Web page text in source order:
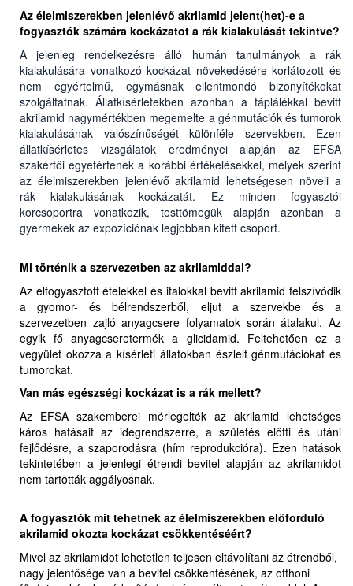
Az élelmiszerekben jelenlévő akrilamid jelent(het)-e a
fogyasztók számára kockázatot a rák kialakulását tekintve?
A jelenleg rendelkezésre álló humán tanulmányok a rák
kialakulására vonatkozó kockázat növekedésére korlátozott és
nem egyértelmű, egymásnak ellentmondó bizonyítékokat
szolgáltatnak. Állatkísérletekben azonban a táplálékkal bevitt
akrilamid nagymértékben megemelte a génmutációk és tumorok
kialakulásának valószínűségét különféle szervekben. Ezen
állatkísérletes vizsgálatok eredményei alapján az EFSA
szakértői egyetértenek a korábbi értékelésekkel, melyek szerint
az élelmiszerekben jelenlévő akrilamid lehetségesen növeli a
rák kialakulásának kockázatát. Ez minden fogyasztói
korcsoportra vonatkozik, testtömegük alapján azonban a
gyermekek az expozíciónak legjobban kitett csoport.
Mi történik a szervezetben az akrilamiddal?
Az elfogyasztott ételekkel és italokkal bevitt akrilamid felszívódik
a gyomor- és bélrendszerből, eljut a szervekbe és a
szervezetben zajló anyagcsere folyamatok során átalakul. Az
egyik fő anyagcseretermék a glicidamid. Feltehetően ez a
vegyület okozza a kísérleti állatokban észlelt génmutációkat és
tumorokat.
Van más egészségi kockázat is a rák mellett?
Az EFSA szakemberei mérlegelték az akrilamid lehetséges
káros hatásait az idegrendszerre, a születés előtti és utáni
fejlődésre, a szaporodásra (hím reprodukcióra). Ezen hatások
tekintetében a jelenlegi étrendi bevitel alapján az akrilamidot
nem tartották aggályosnak.
A fogyasztók mit tehetnek az élelmiszerekben előforduló
akrilamid okozta kockázat csökkentéséért?
Mivel az akrilamidot lehetetlen teljesen eltávolítani az étrendből,
nagy jelentősége van a bevitel csökkentésének, az otthoni